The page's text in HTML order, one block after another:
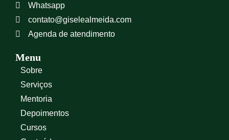
Whatsapp
contato@giselealmeida.com
Agenda de atendimento
Menu
Sobre
Serviços
Mentoria
Depoimentos
Cursos